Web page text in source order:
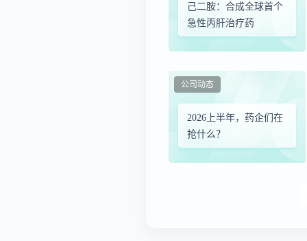
己二胺：合成全球首个
急性丙肝治疗药
2026上半年，药企们在
抢什么？
公司动态